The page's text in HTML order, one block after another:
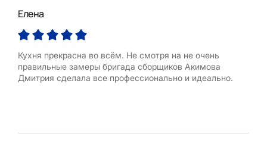
Елена
Кухня прекрасна во всём. Не смотря на не очень
правильные замеры бригада сборщиков Акимова
Дмитрия сделала все профессионально и идеально.